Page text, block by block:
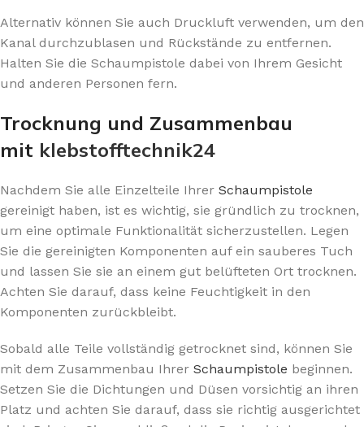
Alternativ können Sie auch Druckluft verwenden, um den
Kanal durchzublasen und Rückstände zu entfernen.
Halten Sie die Schaumpistole dabei von Ihrem Gesicht
und anderen Personen fern.
Trocknung und Zusammenbau
mit klebstofftechnik24
Nachdem Sie alle Einzelteile Ihrer Schaumpistole
gereinigt haben, ist es wichtig, sie gründlich zu trocknen,
um eine optimale Funktionalität sicherzustellen. Legen
Sie die gereinigten Komponenten auf ein sauberes Tuch
und lassen Sie sie an einem gut belüfteten Ort trocknen.
Achten Sie darauf, dass keine Feuchtigkeit in den
Komponenten zurückbleibt.
Sobald alle Teile vollständig getrocknet sind, können Sie
mit dem Zusammenbau Ihrer Schaumpistole beginnen.
Setzen Sie die Dichtungen und Düsen vorsichtig an ihren
Platz und achten Sie darauf, dass sie richtig ausgerichtet